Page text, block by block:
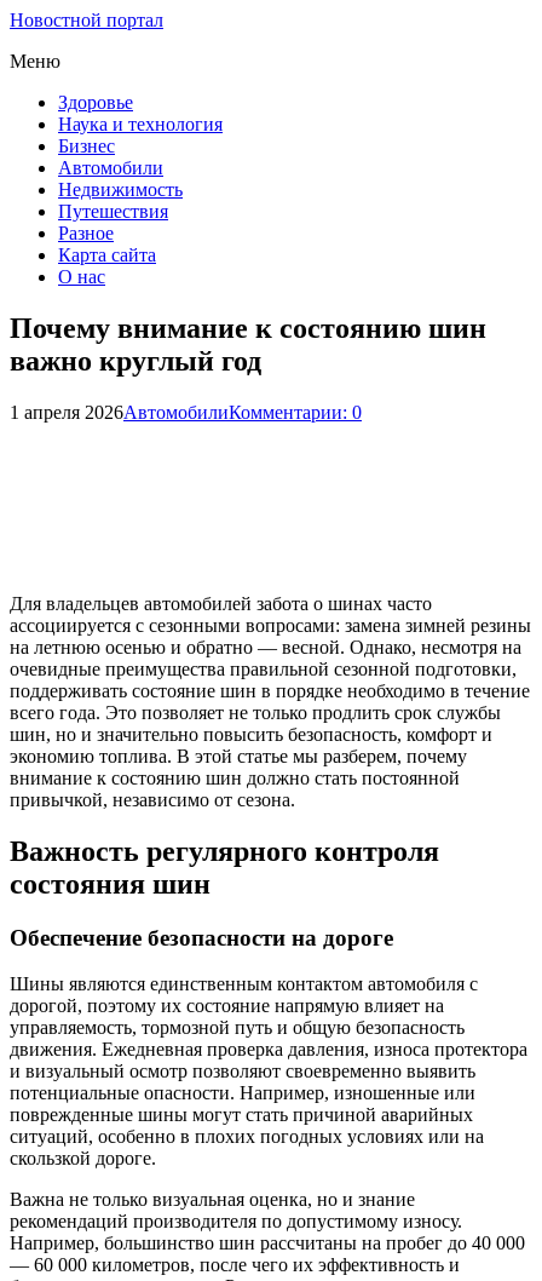
Новостной портал
Меню
Здоровье
Наука и технология
Бизнес
Автомобили
Недвижимость
Путешествия
Разное
Карта сайта
О нас
Почему внимание к состоянию шин
важно круглый год
1 апреля 2026АвтомобилиКомментарии: 0
Для владельцев автомобилей забота о шинах часто
ассоциируется с сезонными вопросами: замена зимней резины
на летнюю осенью и обратно — весной. Однако, несмотря на
очевидные преимущества правильной сезонной подготовки,
поддерживать состояние шин в порядке необходимо в течение
всего года. Это позволяет не только продлить срок службы
шин, но и значительно повысить безопасность, комфорт и
экономию топлива. В этой статье мы разберем, почему
внимание к состоянию шин должно стать постоянной
привычкой, независимо от сезона.
Важность регулярного контроля
состояния шин
Обеспечение безопасности на дороге
Шины являются единственным контактом автомобиля с
дорогой, поэтому их состояние напрямую влияет на
управляемость, тормозной путь и общую безопасность
движения. Ежедневная проверка давления, износа протектора
и визуальный осмотр позволяют своевременно выявить
потенциальные опасности. Например, изношенные или
поврежденные шины могут стать причиной аварийных
ситуаций, особенно в плохих погодных условиях или на
скользкой дороге.
Важна не только визуальная оценка, но и знание
рекомендаций производителя по допустимому износу.
Например, большинство шин рассчитаны на пробег до 40 000
— 60 000 километров, после чего их эффективность и